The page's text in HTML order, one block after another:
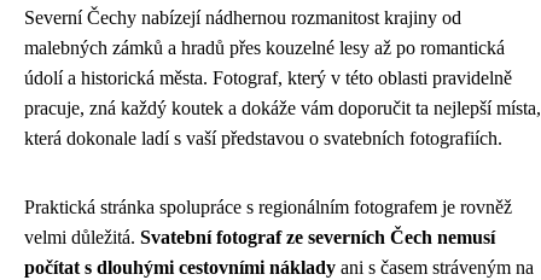
Severní Čechy nabízejí nádhernou rozmanitost krajiny od
malebných zámků a hradů přes kouzelné lesy až po romantická
údolí a historická města. Fotograf, který v této oblasti pravidelně
pracuje, zná každý koutek a dokáže vám doporučit ta nejlepší místa,
která dokonale ladí s vaší představou o svatebních fotografiích.
Praktická stránka spolupráce s regionálním fotografem je rovněž
velmi důležitá. Svatební fotograf ze severních Čech nemusí
počítat s dlouhými cestovními náklady ani s časem stráveným na